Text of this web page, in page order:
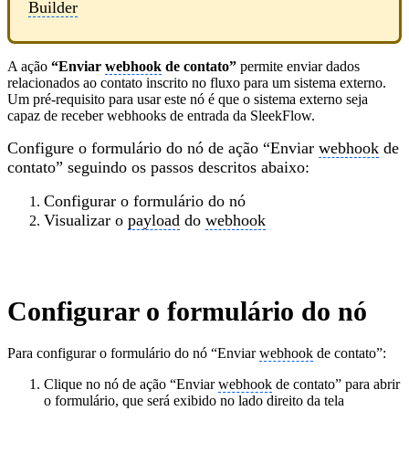
Builder
A ação “Enviar webhook de contato” permite enviar dados
relacionados ao contato inscrito no fluxo para um sistema externo.
Um pré-requisito para usar este nó é que o sistema externo seja
capaz de receber webhooks de entrada da SleekFlow.
Configure o formulário do nó de ação “Enviar webhook de
contato” seguindo os passos descritos abaixo:
Configurar o formulário do nó
Visualizar o payload do webhook
Configurar o formulário do nó
Para configurar o formulário do nó “Enviarwebhook de contato”:
Clique no nó de ação “Enviarwebhook de contato” para abrir
o formulário, que será exibido no lado direito da tela